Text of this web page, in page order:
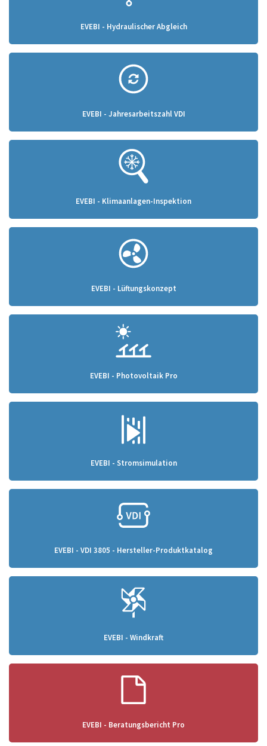
EVEBI - Hydraulischer Abgleich
EVEBI - Jahresarbeitszahl VDI
EVEBI - Klimaanlagen-Inspektion
EVEBI - Lüftungskonzept
EVEBI - Photovoltaik Pro
EVEBI - Stromsimulation
EVEBI - VDI 3805 - Hersteller-Produktkatalog
EVEBI - Windkraft
EVEBI - Beratungsbericht Pro